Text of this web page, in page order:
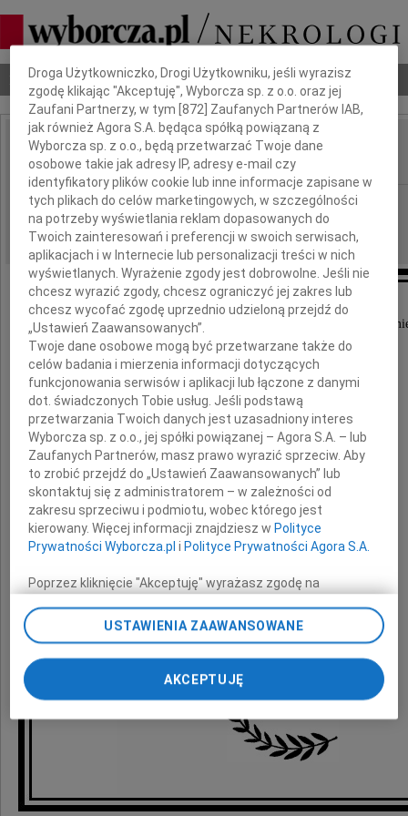
Nekrologi Odeszli Poradnik pogrzebowy
IMIĘ I NAZWISKO: Henryk Glücklich
REGION: Bydgoszcz
DATA EMISJI: 25.09.2014
Ze smutkiem i żalem przyjęliśmy wiadomość o
znakomitego żużlowca
Henryka Glücklicha
legendy bydgoskiej Polonii
Roman Jasiakiewicz
Przewodniczący Rady Miasta
oraz
Radni Rady Miasta Bydgoszczy
Dbamy o Twoją prywatność
Droga Użytkowniczko, Drogi Użytkowniku, jeśli wyrazisz
zgodę klikając "Akceptuję", Wyborcza sp. z o.o. oraz jej
Zaufani Partnerzy, w tym [872] Zaufanych Partnerów IAB,
jak również Agora S.A. będąca spółką powiązaną z
Wyborcza sp. z o.o., będą przetwarzać Twoje dane
osobowe takie jak adresy IP, adresy e-mail czy
identyfikatory plików cookie lub inne informacje zapisane w
tych plikach do celów marketingowych, w szczególności
na potrzeby wyświetlania reklam dopasowanych do
Twoich zainteresowań i preferencji w swoich serwisach,
aplikacjach i w Internecie lub personalizacji treści w nich
wyświetlanych. Wyrażenie zgody jest dobrowolne. Jeśli nie
chcesz wyrazić zgody, chcesz ograniczyć jej zakres lub
chcesz wycofać zgodę uprzednio udzieloną przejdź do
„Ustawień Zaawansowanych”.
Twoje dane osobowe mogą być przetwarzane także do
celów badania i mierzenia informacji dotyczących
funkcjonowania serwisów i aplikacji lub łączone z danymi
dot. świadczonych Tobie usług. Jeśli podstawą
przetwarzania Twoich danych jest uzasadniony interes
Wyborcza sp. z o.o., jej spółki powiązanej – Agora S.A. – lub
Zaufanych Partnerów, masz prawo wyrazić sprzeciw. Aby
to zrobić przejdź do „Ustawień Zaawansowanych” lub
skontaktuj się z administratorem – w zależności od
zakresu sprzeciwu i podmiotu, wobec którego jest
kierowany. Więcej informacji znajdziesz wPolityce
Prywatności Wyborcza.pl iPolityce Prywatności Agora S.A.
Poprzez kliknięcie "Akceptuję" wyrażasz zgodę na
Wyborczej sp. z o. o. jej Zaufanych Partnerów i Agora S.A.
na Twoim urządzeniu końcowym. Możesz też w każdej
chwili zmienić swoje preferencje dot. plików cookie,
ponownie wywołując narzędzie do zarządzania Twoimi
preferencjami dot. przetwarzania danych poprzez
przechodząc do sekcji „Ustawienia zaawansowane”.
Zmiana ustawień plików cookie możliwa jest także za
My, nasi Zaufani Partnerzy i Agora S.A. możemy
USTAWIENIA ZAAWANSOWANE
AKCEPTUJĘ